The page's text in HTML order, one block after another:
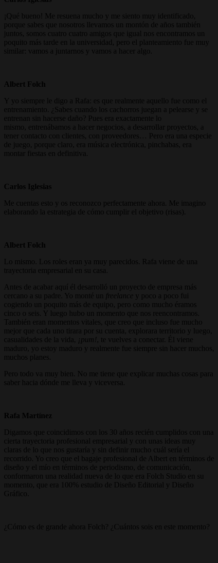
¡Qué bueno! Me resuena mucho y me siento muy identificado,
porque sabes que nosotros llevamos un montón de años también
juntos, somos cuatro cuatro amigos que igual nos encontramos un
poquito más tarde en la universidad, pero el planteamiento fue muy
similar: vamos a juntarnos y vamos a hacer algo.
Albert Folch
Y yo siempre le digo a Rafa: es que realmente aquello fue como el
entrenamiento. ¿Sabes cuando los cachorros juegan a pelearse y se
entrenan sin hacerse daño? Pues era exactamente lo
mismo, entrenábamos a hacer negocios, a desarrollar proyectos, a
tener contacto con clientes, con proveedores… Pero era una especie
de juego, porque claro, era música electrónica, pinchabas, era
montar fiestas en definitiva.
Carlos Iglesias
Me cuentas esto y os reconozco perfectamente ahora. Me imagino
elaborando la estrategia de cómo cumplir el objetivo (risas).
Albert Folch
Lo mismo. Los roles eran ya muy parecidos. Rafa viene de una
trayectoria empresarial en su casa.
Antes de acabar aquí él desarrolló un proyecto de empresa más
cercano a su padre. Yo monté un freelance y poco a poco fui
cogiendo un poquito más de equipo, pero como mucho éramos
cinco o seis. Y luego hubo un momento que nos reencontramos.
También eran momentos vitales, que creo que incluso fue mucho
mejor que cada uno tirara por su cuenta, explorara territorio y luego,
casualidades de la vida,
¡pum! , te vuelves a conectar. Él viene
maduro, yo estoy maduro y realmente fue siempre sin hacer muchos,
muchos planes.
Pero todo va muy bien. No me tiene que explicar muchas cosas para
saber hacia dónde me lleva y viceversa.
Rafa Martínez
Digamos que coincidimos con los 30 años recién cumplidos con una
cierta trayectoria profesional empresarial y con unas ideas muy
claras de lo que nos gustaría y sin definir mucho cuál sería el
recorrido. Yo creo que el bagaje profesional de Albert en términos de
diseño y el mío en términos de periodismo, de comunicación,
conformaron una realidad nueva de lo que era Folch Studio en su
momento, que era 100% estudio de Diseño Editorial y Diseño
Gráfico.
¿Cómo es de grande ahora Folch? ¿Cuántos sois en este momento?